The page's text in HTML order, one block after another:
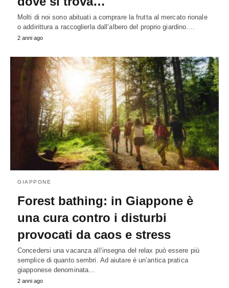
Molti di noi sono abituati a comprare la frutta al mercato rionale
o addirittura a raccoglierla dall’albero del proprio giardino.…
2 anni ago
GIAPPONE
Forest bathing: in Giappone è
una cura contro i disturbi
provocati da caos e stress
Concedersi una vacanza all’insegna del relax può essere più
semplice di quanto sembri. Ad aiutare è un’antica pratica
giapponese denominata…
2 anni ago